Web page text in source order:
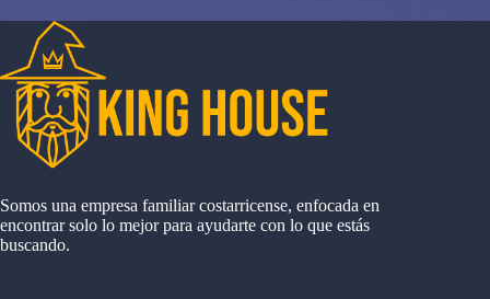
Somos una empresa familiar costarricense, enfocada en
encontrar solo lo mejor para ayudarte con lo que estás
buscando.